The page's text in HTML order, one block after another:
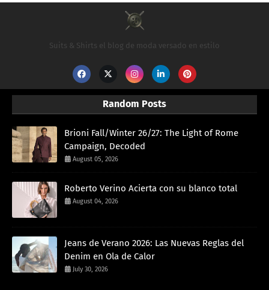
Suits & Shirts el blog de moda versado en estilo
Random Posts
Brioni Fall/Winter 26/27: The Light of Rome
Campaign, Decoded
August 05, 2026
Roberto Verino Acierta con su blanco total
August 04, 2026
Jeans de Verano 2026: Las Nuevas Reglas del
Denim en Ola de Calor
July 30, 2026